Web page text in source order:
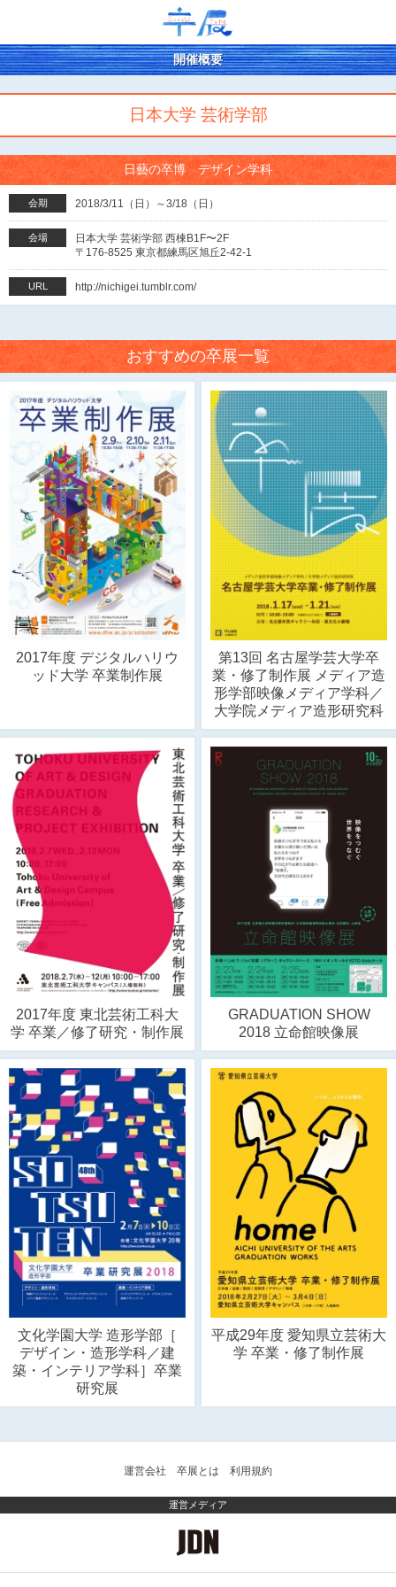
開催概要
日本大学 芸術学部
日藝の卒博 デザイン学科
会期 2018/3/11（日）～3/18（日）
会場
日本大学 芸術学部 西棟B1F〜2F
〒176-8525 東京都練馬区旭丘2-42-1
URL http://nichigei.tumblr.com/
おすすめの卒展一覧
2017年度 デジタルハリウ
ッド大学 卒業制作展
第13回 名古屋学芸大学卒
業・修了制作展 メディア造
形学部映像メディア学科／
大学院メディア造形研究科
2017年度 東北芸術工科大
学 卒業／修了研究・制作展
GRADUATION SHOW
2018 立命館映像展
文化学園大学 造形学部［
デザイン・造形学科／建
築・インテリア学科］卒業
研究展
平成29年度 愛知県立芸術大
学 卒業・修了制作展
運営会社 卒展とは 利用規約
運営メディア